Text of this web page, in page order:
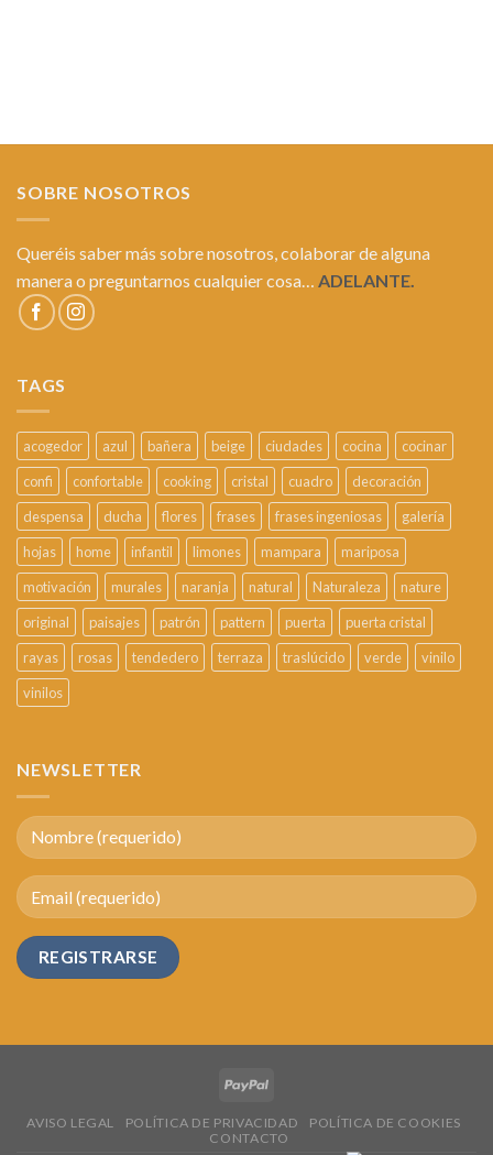
SOBRE NOSOTROS
Queréis saber más sobre nosotros, colaborar de alguna
manera o preguntarnos cualquier cosa…
ADELANTE.
TAGS
acogedor azul bañera beige ciudades cocina
cocinar
confi
confortable cooking cristal cuadro
decoración
despensa
ducha flores frases frases ingeniosas
galería
hojas
home infantil limones mampara
mariposa
motivación
murales naranja natural Naturaleza
nature
original
paisajes patrón pattern puerta
puerta cristal
rayas
rosas tendedero terraza traslúcido verde
vinilo
vinilos
NEWSLETTER
AVISO LEGAL POLÍTICA DE PRIVACIDAD
POLÍTICA DE COOKIES
CONTACTO